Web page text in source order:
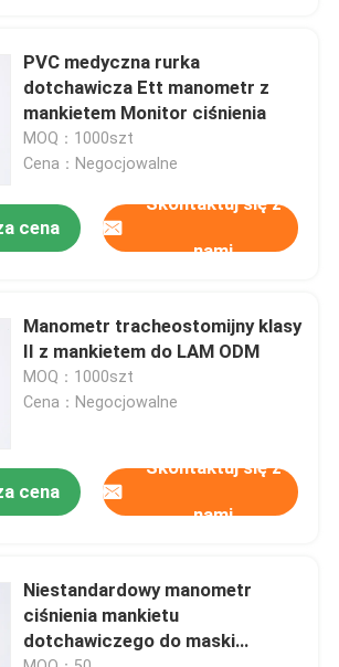
PVC medyczna rurka
dotchawicza Ett manometr z
mankietem Monitor ciśnienia
MOQ：1000szt
Cena：Negocjowalne
cena
Skontaktuj się z
nami
Manometr tracheostomijny klasy
II z mankietem do LAM ODM
MOQ：1000szt
Cena：Negocjowalne
cena
Skontaktuj się z
nami
Niestandardowy manometr
ciśnienia mankietu
dotchawiczego do maski